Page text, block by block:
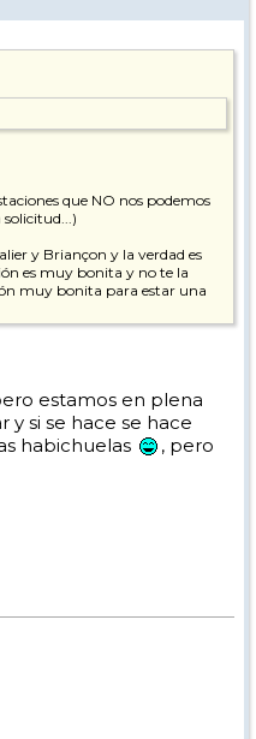
que NO nos podemos
solicitud...)
y Briançon y la verdad es
es muy bonita y no te la
muy bonita para estar una
estamos en plena
y si se hace se hace
habichuelas
, pero